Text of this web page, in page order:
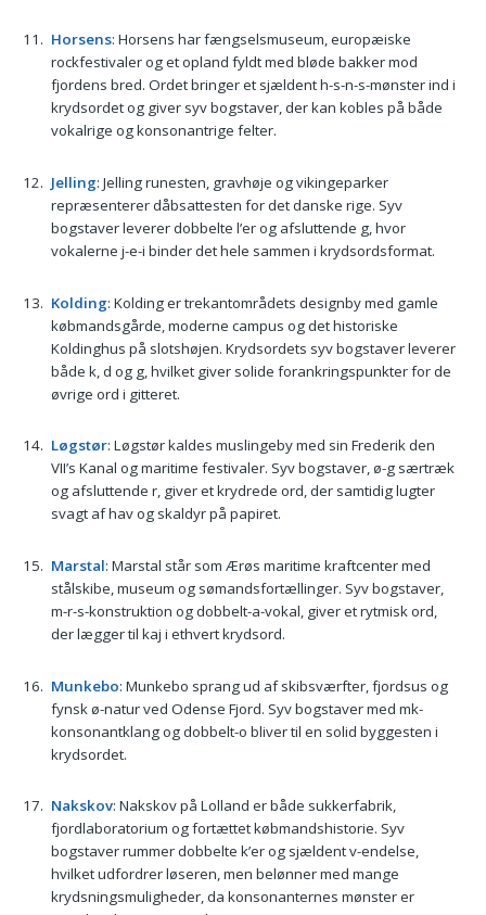
Horsens: Horsens har fængselsmuseum, europæiske
rockfestivaler og et opland fyldt med bløde bakker mod
fjordens bred. Ordet bringer et sjældent h-s-n-s-mønster ind i
krydsordet og giver syv bogstaver, der kan kobles på både
vokalrige og konsonantrige felter.
Jelling: Jelling runesten, gravhøje og vikingeparker
repræsenterer dåbsattesten for det danske rige. Syv
bogstaver leverer dobbelte l’er og afsluttende g, hvor
vokalerne j-e-i binder det hele sammen i krydsordsformat.
Kolding: Kolding er trekantområdets designby med gamle
købmandsgårde, moderne campus og det historiske
Koldinghus på slotshøjen. Krydsordets syv bogstaver leverer
både k, d og g, hvilket giver solide forankringspunkter for de
øvrige ord i gitteret.
Løgstør: Løgstør kaldes muslingeby med sin Frederik den
VII’s Kanal og maritime festivaler. Syv bogstaver, ø-g særtræk
og afsluttende r, giver et krydrede ord, der samtidig lugter
svagt af hav og skaldyr på papiret.
Marstal: Marstal står som Ærøs maritime kraftcenter med
stålskibe, museum og sømandsfortællinger. Syv bogstaver,
m-r-s-konstruktion og dobbelt-a-vokal, giver et rytmisk ord,
der lægger til kaj i ethvert krydsord.
Munkebo: Munkebo sprang ud af skibsværfter, fjordsus og
fynsk ø-natur ved Odense Fjord. Syv bogstaver med mk-
konsonantklang og dobbelt-o bliver til en solid byggesten i
krydsordet.
Nakskov: Nakskov på Lolland er både sukkerfabrik,
fjordlaboratorium og fortættet købmandshistorie. Syv
bogstaver rummer dobbelte k’er og sjældent v-endelse,
hvilket udfordrer løseren, men belønner med mange
krydsningsmuligheder, da konsonanternes mønster er